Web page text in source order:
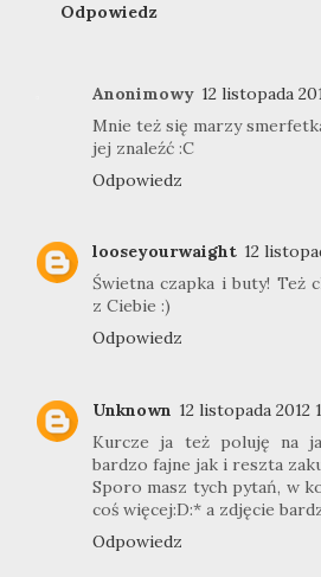
Odpowiedz
Anonimowy 12 listopada
Mnie też się marzy
jej znaleźć :C
Odpowiedz
looseyourwaight 12
Świetna czapka i buty! Też
z Ciebie :)
Odpowiedz
Unknown 12 listopada 2012
Kurcze ja też poluję na
bardzo fajne jak i reszta
Sporo masz tych pytań, w
coś więcej:D:* a zdjęcie
Odpowiedz